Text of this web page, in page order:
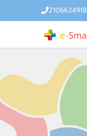
2106634918